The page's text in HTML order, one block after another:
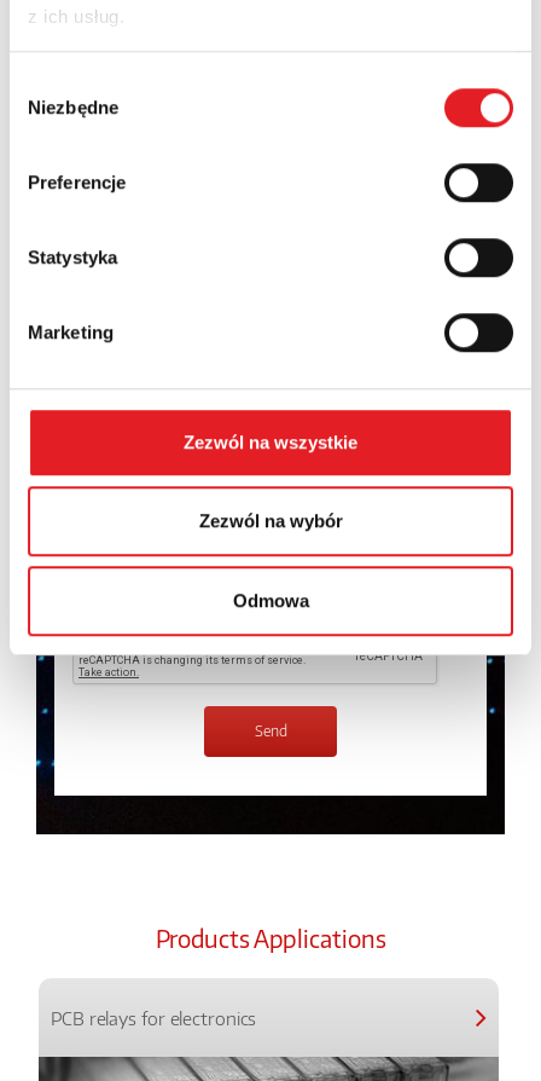
z ich usług.
zgody
Niezbędne
Preferencje
Statystyka
Marketing
Zezwól na wszystkie
Zezwól na wybór
Odmowa
Country:
Contents: *
I consent to the processing of my personal data by
Relpol S.A. More information on the processing of
I have read thePrivacy Policy*
Products Applications
PCB relays for electronics